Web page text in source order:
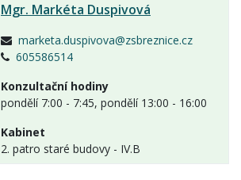
Mgr. Markéta Duspivová
marketa.duspivova@zsbreznice.cz
605586514
Konzultační hodiny
pondělí 7:00 - 7:45, pondělí 13:00 - 16:00
Kabinet
2. patro staré budovy - IV.B